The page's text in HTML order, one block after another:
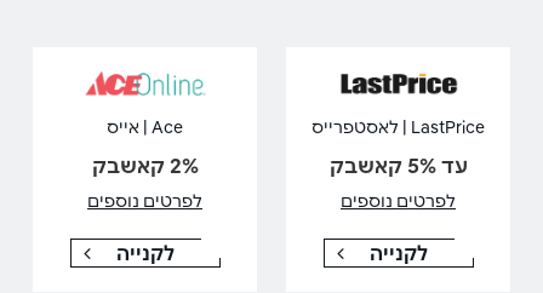
LastPrice | לאסטפרייס
עד 5% קאשבק
לפרטים נוספים
לקנייה
Ace | אייס
2% קאשבק
לפרטים נוספים
לקנייה